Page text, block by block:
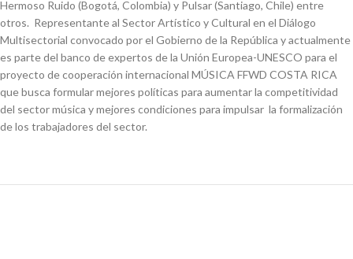
Hermoso Ruido (Bogotá, Colombia) y Pulsar (Santiago, Chile) entre
otros. Representante al Sector Artístico y Cultural en el Diálogo
Multisectorial convocado por el Gobierno de la República y actualmente
es parte del banco de expertos de la Unión Europea-UNESCO para el
proyecto de cooperación internacional MÚSICA FFWD COSTA RICA
que busca formular mejores políticas para aumentar la competitividad
del sector música y mejores condiciones para impulsar la formalización
de los trabajadores del sector.